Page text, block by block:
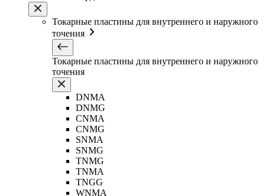
Токарные пластины для внутреннего и наружного
точения
Токарные пластины для внутреннего и наружного
точения
DNMA
DNMG
CNMA
CNMG
SNMA
SNMG
TNMG
TNMA
TNGG
WNMA